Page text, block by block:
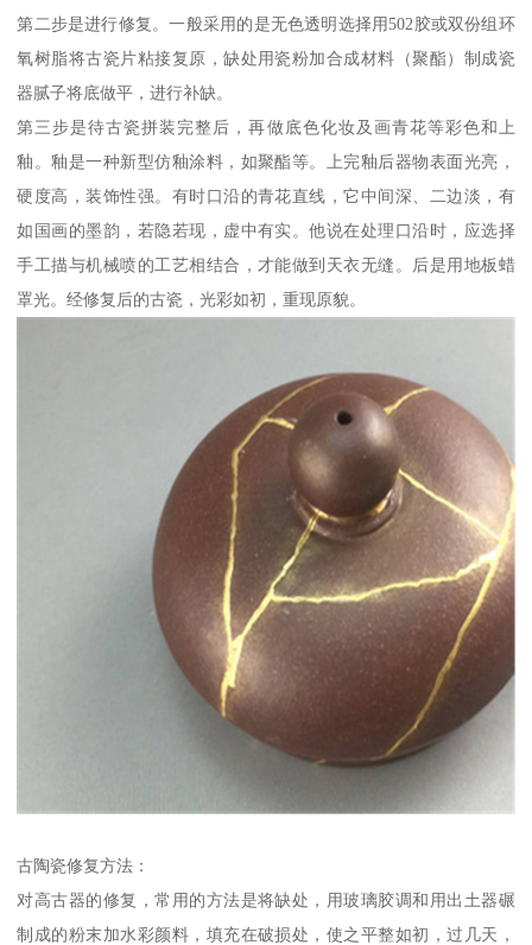
第二步是进行修复。一般采用的是无色透明选择用502胶或双份组环
氧树脂将古瓷片粘接复原，缺处用瓷粉加合成材料（聚酯）制成瓷
器腻子将底做平，进行补缺。
第三步是待古瓷拼装完整后，再做底色化妆及画青花等彩色和上
釉。釉是一种新型仿釉涂料，如聚酯等。上完釉后器物表面光亮，
硬度高，装饰性强。有时口沿的青花直线，它中间深、二边淡，有
如国画的墨韵，若隐若现，虚中有实。他说在处理口沿时，应选择
手工描与机械喷的工艺相结合，才能做到天衣无缝。后是用地板蜡
罩光。经修复后的古瓷，光彩如初，重现原貌。
古陶瓷修复方法：
对高古器的修复，常用的方法是将缺处，用玻璃胶调和用出土器碾
制成的粉末加水彩颜料，填充在破损处，使之平整如初，过几天，